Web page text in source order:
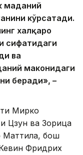
маданий
кўрсатади.
халқаро
сифатидаги
ва
маконидаги
беради», –
Мирко
Цзун ва Зорица
Маттила, бош
Фридрих